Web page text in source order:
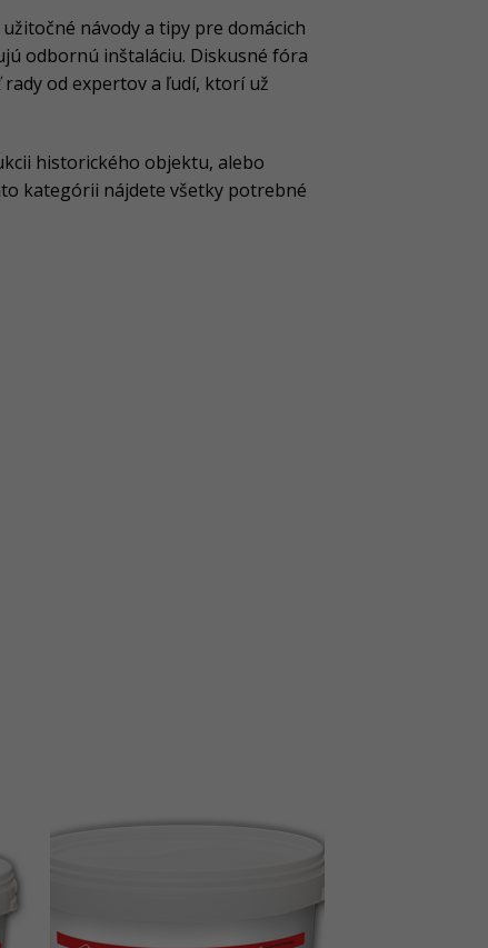
návody a tipy pre domácich
odbornú inštaláciu. Diskusné fóra
od expertov a ľudí, ktorí už
historického objektu, alebo
kategórii nájdete všetky potrebné